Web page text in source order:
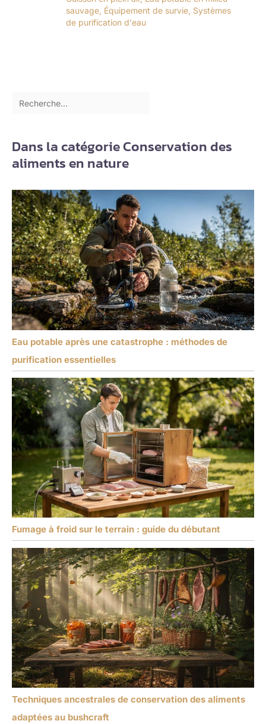
sauvage, Équipement de survie, Systèmes
de purification d'eau
Dans la catégorie Conservation des
aliments en nature
Eau potable après une catastrophe : méthodes de
purification essentielles
Fumage à froid sur le terrain : guide du débutant
Techniques ancestrales de conservation des aliments
adaptées au bushcraft